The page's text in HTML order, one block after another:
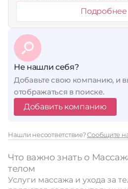
Подробнее
Не нашли себя?
Добавьте свою компанию, и
отображаться в поиске.
Добавить компанию
Нашли несоответствие?Сообщите
Что важно знать о
телом
Услуги массажа и ухода за